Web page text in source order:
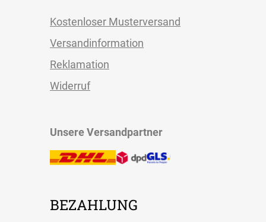
Kostenloser Musterversand
Versandinformation
Reklamation
Widerruf
Unsere Versandpartner
BEZAHLUNG